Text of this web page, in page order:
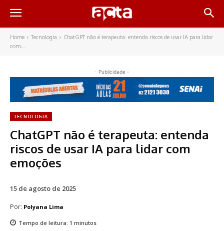
Home Tecnologia
ChatGPT não é terapeuta: entenda riscos de usar IA para lidar
com...
- Publicidade -
TECNOLOGIA
ChatGPT não é terapeuta: entenda
riscos de usar IA para lidar com
emoções
15 de agosto de 2025
Por: Polyana Lima
Tempo de leitura: 1 minutos